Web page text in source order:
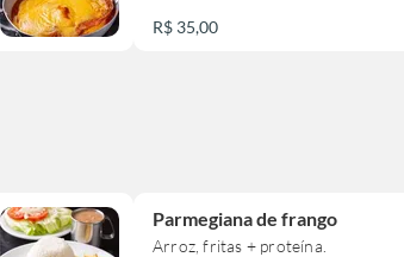
R$ 35,00
Parmegiana de frango
Arroz, fritas + proteína.